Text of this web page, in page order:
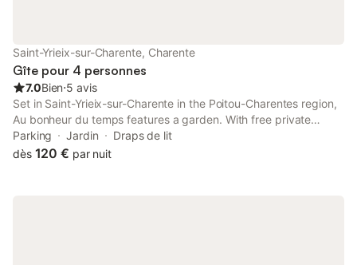
Saint-Yrieix-sur-Charente, Charente
Gîte pour 4 personnes
7.0Bien⋅5 avis
Set in Saint-Yrieix-sur-Charente in the Poitou-Charentes region,
Au bonheur du temps features a garden. With free private
parking, the property is 7.7 km from Hirondelle Golf Course and
38 km from Cognac Golf Course. The accommodation is non-
Parking Jardin
Draps de lit
dès 120 € par nuit